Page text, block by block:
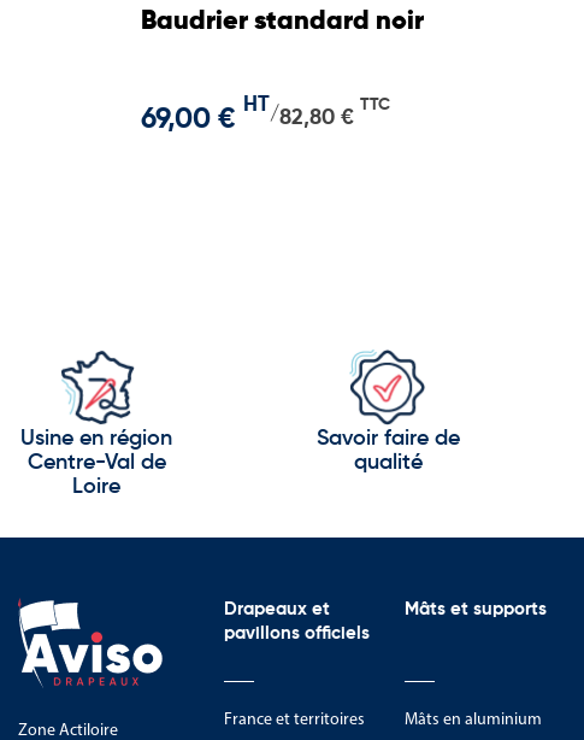
Baudrier standard noir
69,00 € HT/82,80 €
TTC
Usine en région
Centre-Val de
Loire
Savoir faire de
qualité
Zone Actiloire
Drapeaux et
pavillons officiels
France et territoires
Mâts et supports
Mâts en aluminium